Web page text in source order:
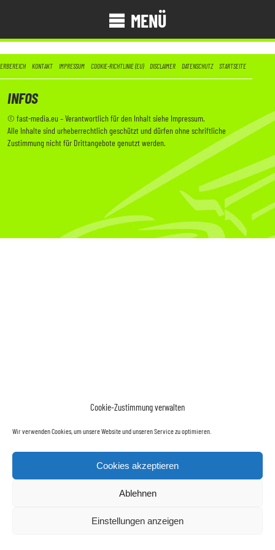
Cookie-Zustimmung verwalten
Wir verwenden Cookies, um unsere Website und unseren Service zu optimieren.
Cookies akzeptieren
Ablehnen
Einstellungen anzeigen
MENÜ
STARTSEITE
DATENSCHUTZ
DISCLAIMER
COOKIE-RICHTLINIE (EU)
IMPRESSUM
KONTAKT
INFOS
© fast-media.eu – Verantwortlich für den Inhalt siehe Impressum.
Alle Inhalte sind urheberrechtlich geschützt und dürfen ohne schriftliche
Zustimmung nicht für Drittangebote genutzt werden.